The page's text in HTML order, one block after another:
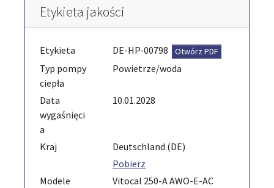
Etykieta jakości
Etykieta DE-HP-00798 Otwórz PDF
Typ pompy
ciepła
Powietrze/woda
Data
wygaśnięci
a
10.01.2028
Kraj
Deutschland (DE)
Pobierz
Modele
Vitocal 250-A AWO-E-AC